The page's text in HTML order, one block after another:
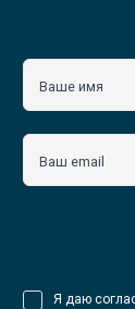
Ваше имя
Ваш email
Я даю